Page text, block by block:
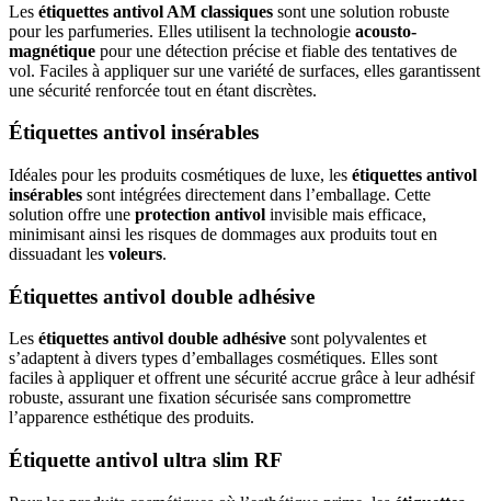
Les étiquettes antivol AM classiques sont une solution robuste
pour les parfumeries. Elles utilisent la technologie acousto-
magnétique pour une détection précise et fiable des tentatives de
vol. Faciles à appliquer sur une variété de surfaces, elles garantissent
une sécurité renforcée tout en étant discrètes.
Étiquettes antivol insérables
Idéales pour les produits cosmétiques de luxe, les étiquettes antivol
insérables sont intégrées directement dans l’emballage. Cette
solution offre une protection antivol invisible mais efficace,
minimisant ainsi les risques de dommages aux produits tout en
dissuadant les voleurs.
Étiquettes antivol double adhésive
Les étiquettes antivol double adhésive sont polyvalentes et
s’adaptent à divers types d’emballages cosmétiques. Elles sont
faciles à appliquer et offrent une sécurité accrue grâce à leur adhésif
robuste, assurant une fixation sécurisée sans compromettre
l’apparence esthétique des produits.
Étiquette antivol ultra slim RF